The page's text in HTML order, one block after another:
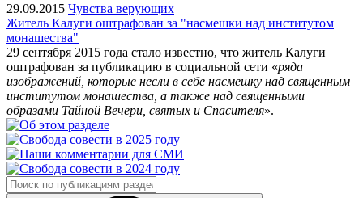
29.09.2015 Чувства верующих
Житель Калуги оштрафован за "насмешки над институтом
монашества"
29 сентября 2015 года стало известно, что житель Калуги
оштрафован за публикацию в социальной сети «ряда
изображений, которые несли в себе насмешку над священным
институтом монашества, а также над священными
образами Тайной Вечери, святых и Спасителя».